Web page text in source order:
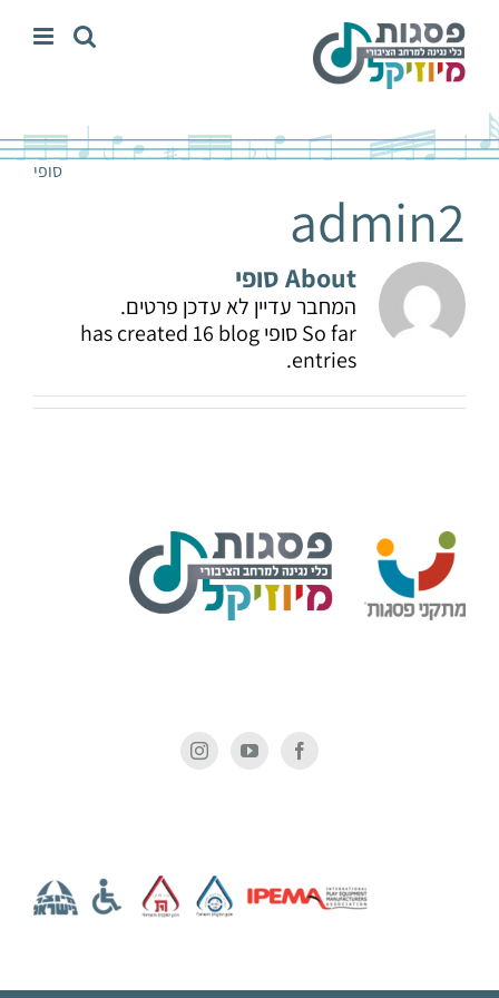
לתוכן
סופי
admin2
About סופי
המחבר עדיין לא עדכן פרטים.
So far סופי has created 16 blog
entries.